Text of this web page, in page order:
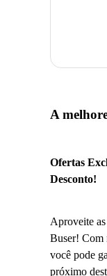
A
Ofertas
Desconto!
Aproveite
Buser! Com
você pode
próximo